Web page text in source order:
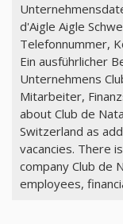
d'Aigle Aigle
Telefonnummer,
Ein ausführlicher
Unternehmens
Mitarbeiter,
about Club de
Switzerland as
vacancies. There
company Club de
employees,